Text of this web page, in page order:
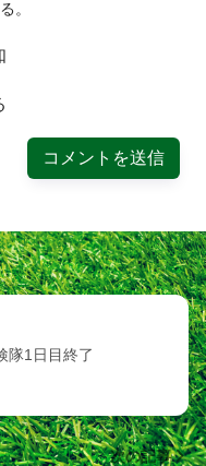
。
隊1日目終了
次の記事